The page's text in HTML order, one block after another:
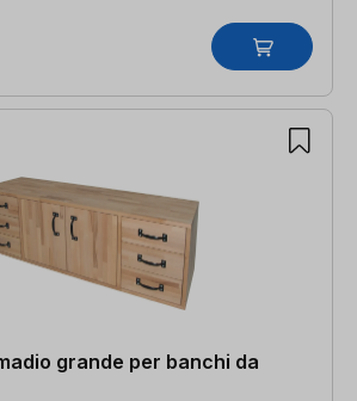
grande per banchi da